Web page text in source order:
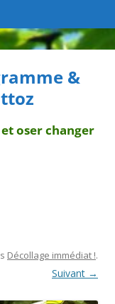
&
oser changer
Décollage immédiat !.
Suivant →